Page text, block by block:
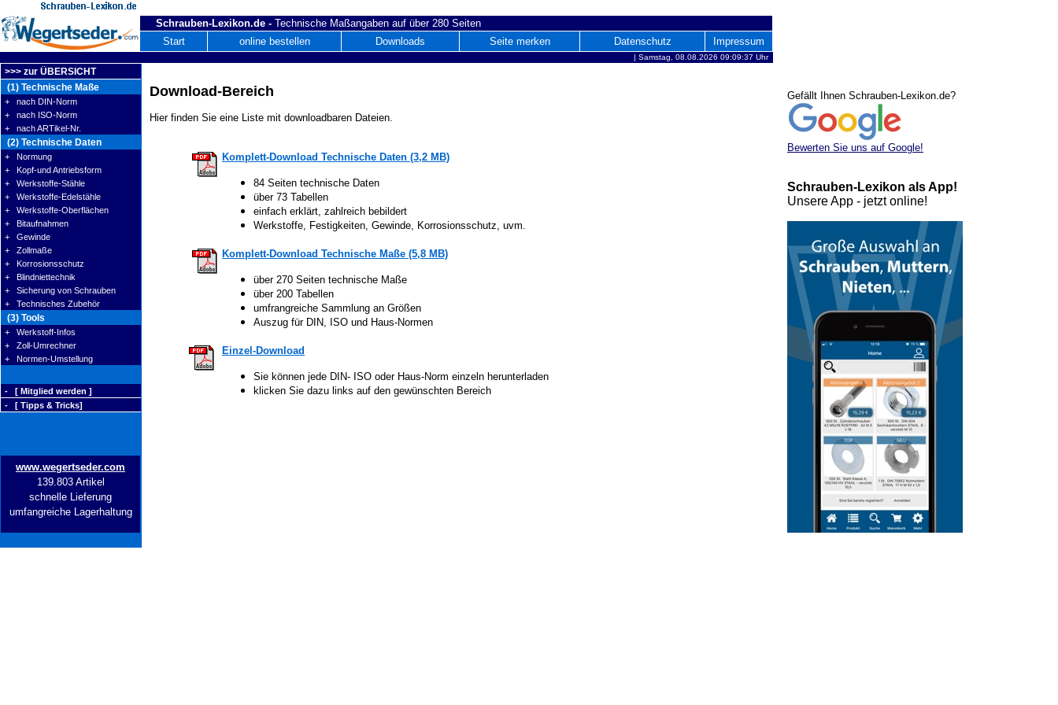
Schrauben-Lexikon.de - Technische Maßangaben auf über 280 Seiten
Start
online bestellen Downloads Seite merken Datenschutz Impressum
| Samstag, 08.08.2026 09:09:37 Uhr
>>> zur ÜBERSICHT
(1) Technische Maße
+ nach DIN-Norm
+ nach ISO-Norm
+ nach ARTikel-Nr.
(2) Technische Daten
+ Normung
+ Kopf-und Antriebsform
+ Werkstoffe-Stähle
+ Werkstoffe-Edelstähle
+ Werkstoffe-Oberflächen
+ Bitaufnahmen
+ Gewinde
+ Zollmaße
+ Korrosionsschutz
+ Blindniettechnik
+ Sicherung von Schrauben
+ Technisches Zubehör
(3) Tools
+ Werkstoff-Infos
+ Zoll-Umrechner
+ Normen-Umstellung
- [ Mitglied werden ]
- [ Tipps & Tricks]
www.wegertseder.com
139.803 Artikel
schnelle Lieferung
umfangreiche Lagerhaltung
Download-Bereich
Hier finden Sie eine Liste mit downloadbaren Dateien.
Komplett-Download Technische Daten (3,2 MB)
84 Seiten technische Daten
über 73 Tabellen
einfach erklärt, zahlreich bebildert
Werkstoffe, Festigkeiten, Gewinde, Korrosionsschutz, uvm.
Komplett-Download Technische Maße (5,8 MB)
über 270 Seiten technische Maße
über 200 Tabellen
umfrangreiche Sammlung an Größen
Auszug für DIN, ISO und Haus-Normen
Einzel-Download
Sie können jede DIN- ISO oder Haus-Norm einzeln herunterladen
klicken Sie dazu links auf den gewünschten Bereich
Gefällt Ihnen Schrauben-Lexikon.de?
Bewerten Sie uns auf Google!
Schrauben-Lexikon als App!
Unsere App - jetzt online!